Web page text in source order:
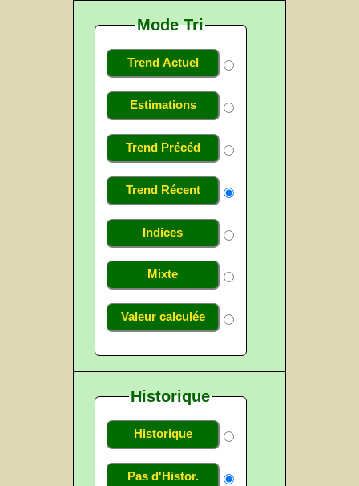
Mode Tri
Trend Actuel
Estimations
Trend Précéd
Trend Récent
Indices
Mixte
Valeur calculée
Historique
Historique
Pas d'Histor.